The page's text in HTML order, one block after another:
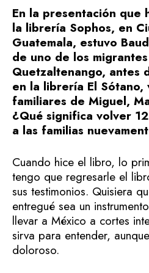
En la presentación que
la librería Sophos, en
Guatemala, estuvo
de uno de los
Quetzaltenango, antes
en la librería El Sótano,
familiares de Miguel,
¿Qué significa volver
a las familias
Cuando hice el libro, lo
tengo que regresarle el
sus testimonios. Quisiera
entregué sea un
llevar a México a cortes
sirva para entender,
doloroso.